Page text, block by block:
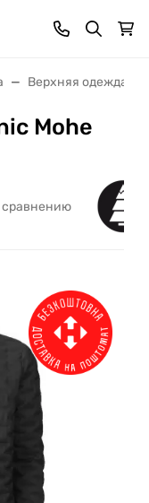
Верхняя одежда
Mohe
сравнению